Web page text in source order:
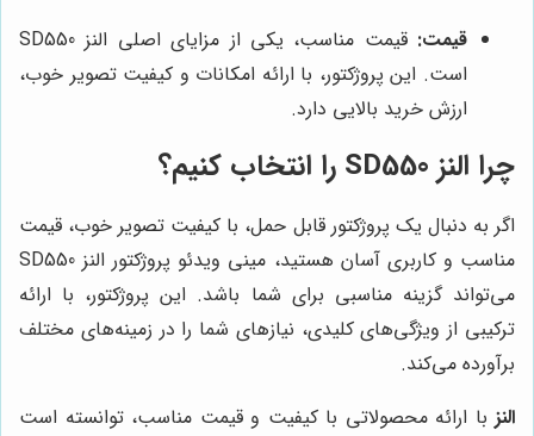
قیمت:
قیمت مناسب، یکی از مزایای اصلی النز SD550
است. این پروژکتور، با ارائه امکانات و کیفیت تصویر خوب،
ارزش خرید بالایی دارد.
چرا النز SD550 را انتخاب کنیم؟
اگر به دنبال یک پروژکتور قابل حمل، با کیفیت تصویر خوب، قیمت
مناسب و کاربری آسان هستید، مینی ویدئو پروژکتور النز SD550
می‌تواند گزینه مناسبی برای شما باشد. این پروژکتور، با ارائه
ترکیبی از ویژگی‌های کلیدی، نیازهای شما را در زمینه‌های مختلف
برآورده می‌کند.
النز با ارائه محصولاتی با کیفیت و قیمت مناسب، توانسته است